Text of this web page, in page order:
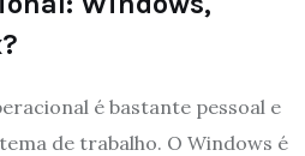
é bastante pessoal e
de trabalho. O Windows é